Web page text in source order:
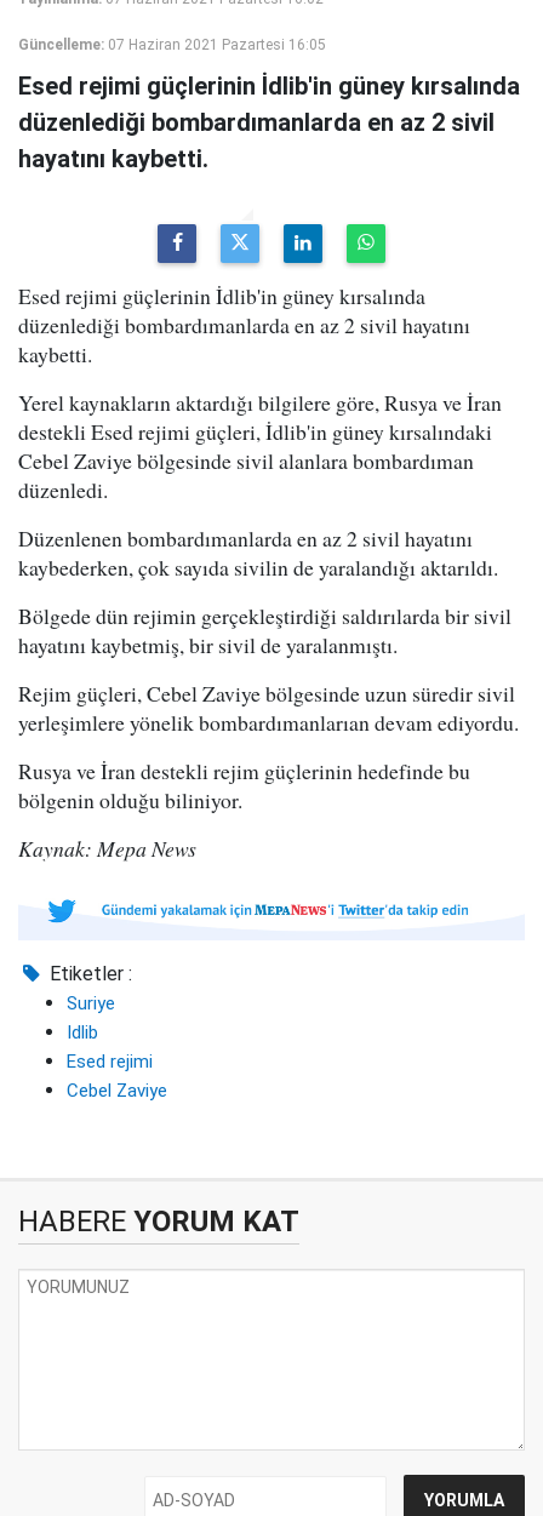
Güncelleme: 07 Haziran 2021 Pazartesi 16:05
Esed rejimi güçlerinin İdlib'in güney kırsalında
düzenlediği bombardımanlarda en az 2 sivil
hayatını kaybetti.
Esed rejimi güçlerinin İdlib'in güney kırsalında
düzenlediği bombardımanlarda en az 2 sivil hayatını
kaybetti.
Yerel kaynakların aktardığı bilgilere göre, Rusya ve İran
destekli Esed rejimi güçleri, İdlib'in güney kırsalındaki
Cebel Zaviye bölgesinde sivil alanlara bombardıman
düzenledi.
Düzenlenen bombardımanlarda en az 2 sivil hayatını
kaybederken, çok sayıda sivilin de yaralandığı aktarıldı.
Bölgede dün rejimin gerçekleştirdiği saldırılarda bir sivil
hayatını kaybetmiş, bir sivil de yaralanmıştı.
Rejim güçleri, Cebel Zaviye bölgesinde uzun süredir sivil
yerleşimlere yönelik bombardımanlarıan devam ediyordu.
Rusya ve İran destekli rejim güçlerinin hedefinde bu
bölgenin olduğu biliniyor.
Kaynak: Mepa News
Etiketler :
Suriye
Idlib
Esed rejimi
Cebel Zaviye
HABERE YORUM KAT